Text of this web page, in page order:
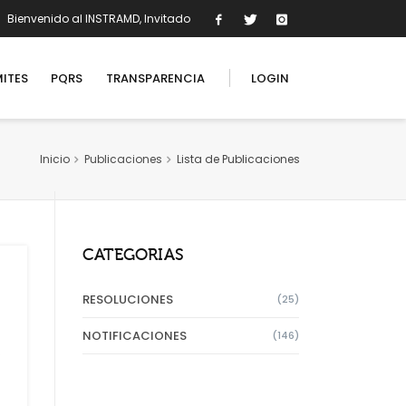
Bienvenido al INSTRAMD, Invitado
PQRS TRANSPARENCIA LOGIN
USUARIOS REGISTRADOS
Inicio Publicaciones Lista de Publicaciones
CATEGORIAS
(25)
RESOLUCIONES
(146)
NOTIFICACIONES